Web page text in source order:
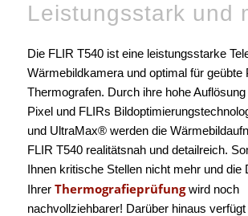
Leistungsstark und
Die FLIR T540 ist eine leistungsstarke
Wärmebildkamera und optimal für geübte
Thermografen. Durch ihre hohe
Pixel und FLIRs
und UltraMax® werden die
FLIR T540 realitätsnah und detailreich.
Ihnen kritische Stellen nicht mehr und die
Ihrer Thermografieprüfungwird noch
nachvollziehbarer! Darüber hinaus